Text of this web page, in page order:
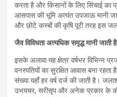
करता है और किसानों के लिए सिंचाई
आसपास की भूमि अत्यंत उपजाऊ मानी
और छोटे कस्बों की कृषि पूरी तरह इस
जैव विविधता अत्यधिक समृद्ध मानी जाती
इसके अलावा यह क्षेत्र वर्षभर विभिन्न
वनस्पतियों का सुरक्षित आवास बना रहता
संख्या यहाँ हर वर्ष दर्ज की जाती है।
उभयचर, सरीसृप और अनेक प्रकार के